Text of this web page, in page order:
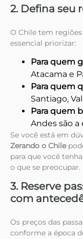
2. Defina seu
O Chile tem
essencial priorizar:
Para quem
Atacama e
Para quem
Santiago,
Para quem
Andes são a
Se você está em
Zerando o Chile
para que você
o que se preocupar.
3. Reserve
com
Os preços das
conforme a época